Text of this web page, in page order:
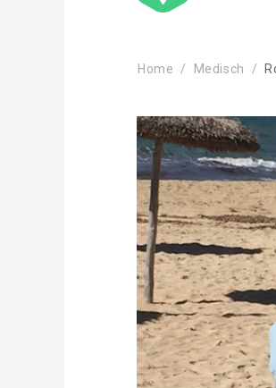
Home Medisch